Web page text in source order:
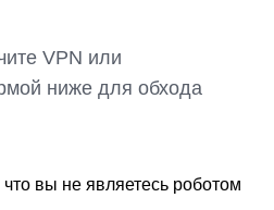
VPN или
ниже для обхода
вы не являетесь роботом